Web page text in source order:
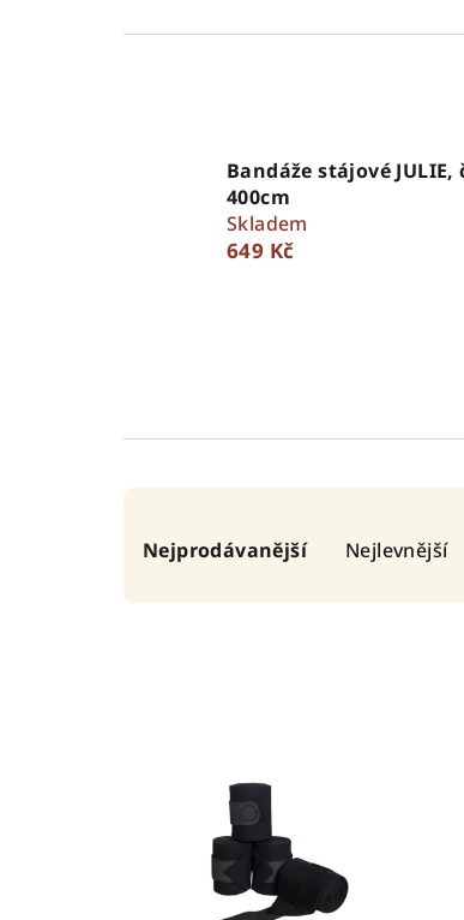
Bandáže stájové JULIE,
400cm
Skladem
649 Kč
a
z
Nejprodávanější Nejlevnější